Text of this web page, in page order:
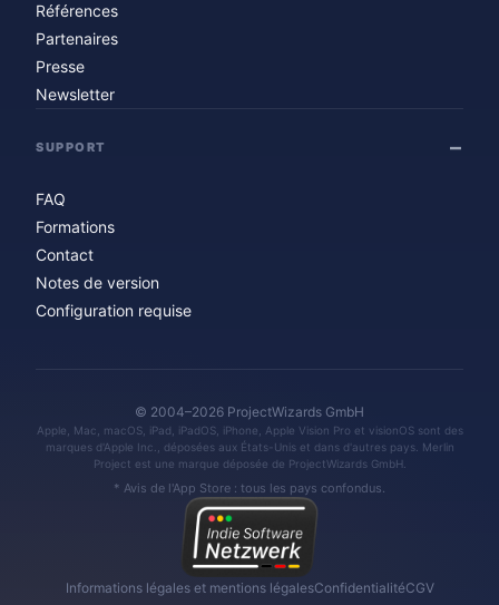
Références
Partenaires
Presse
Newsletter
SUPPORT
FAQ
Formations
Contact
Notes de version
Configuration requise
© 2004–2026 ProjectWizards GmbH
Apple, Mac, macOS, iPad, iPadOS, iPhone, Apple Vision Pro et visionOS sont des
marques d'Apple Inc., déposées aux États-Unis et dans d'autres pays. Merlin
Project est une marque déposée de ProjectWizards GmbH.
* Avis de l'App Store : tous les pays confondus.
Informations légales et mentions légalesConfidentialitéCGV